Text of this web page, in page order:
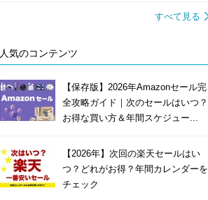
すべて見る
人気のコンテンツ
【保存版】2026年Amazonセール完
全攻略ガイド｜次のセールはいつ？
お得な買い方＆年間スケジュー...
【2026年】次回の楽天セールはい
つ？どれがお得？年間カレンダーを
チェック